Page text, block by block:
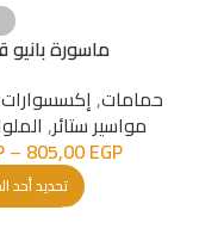
ماسورة بانيو
حمامات,
مواسیر ستائر,
805,00EGP
–
تحديد أحد